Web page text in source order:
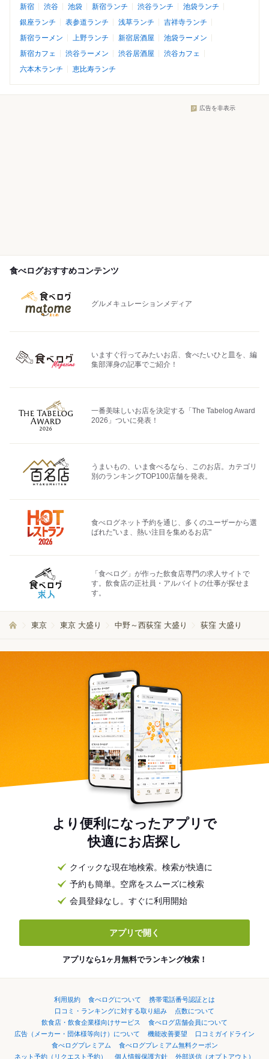
新宿 渋谷 池袋 新宿ランチ 渋谷ランチ
池袋ランチ
銀座ランチ
表参道ランチ 浅草ランチ
吉祥寺ランチ
新宿ラーメン
上野ランチ 新宿居酒屋
池袋ラーメン
新宿カフェ
渋谷ラーメン 渋谷居酒屋
渋谷カフェ
六本木ランチ
恵比寿ランチ
広告を非表示
食べログおすすめコンテンツ
グルメキュレーションメディア
いますぐ行ってみたいお店、食べたいひと皿を、編
集部渾身の記事でご紹介！
一番美味しいお店を決定する「The Tabelog Award
2026」ついに発表！
うまいもの、いま食べるなら、このお店。カテゴリ
別のランキングTOP100店舗を発表。
食べログネット予約を通じ、多くのユーザーから選
ばれた"いま、熱い注目を集めるお店"
「食べログ」が作った飲食店専門の求人サイトで
す。飲食店の正社員・アルバイトの仕事が探せま
す。
東京 東京 大盛り 中野～西荻窪 大盛り 荻窪 大盛り
より便利になったアプリで
快適にお店探し
クイックな現在地検索。検索が快適に
予約も簡単。空席をスムーズに検索
会員登録なし。すぐに利用開始
アプリで開く
アプリなら1ヶ月無料でランキング検索！
利用規約 食べログについて
携帯電話番号認証とは
口コミ・ランキングに対する取り組み
点数について
飲食店・飲食企業様向けサービス
食べログ店舗会員について
広告（メーカー・団体様等向け）について
機能改善要望
口コミガイドライン
食べログプレミアム
食べログプレミアム無料クーポン
ネット予約（リクエスト予約）
個人情報保護方針 外部送信（オプトアウト）